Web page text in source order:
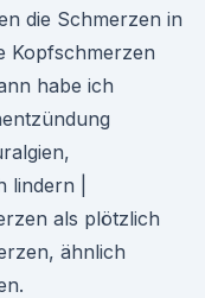
die Schmerzen in
Kopfschmerzen
habe ich
|
als plötzlich
ähnlich